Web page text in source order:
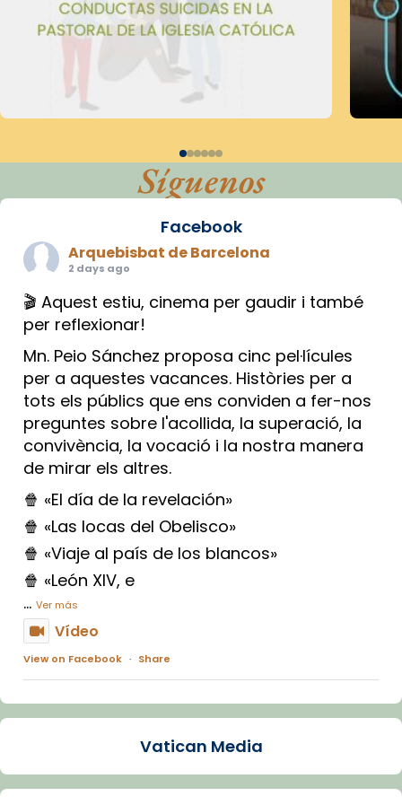
Síguenos
Facebook
Arquebisbat de Barcelona
2 days ago
🎬 Aquest estiu, cinema per gaudir i també
per reflexionar!
Mn. Peio Sánchez proposa cinc pel·lícules
per a aquestes vacances. Històries per a
tots els públics que ens conviden a fer-nos
preguntes sobre l'acollida, la superació, la
convivència, la vocació i la nostra manera
de mirar els altres.
🍿 «El día de la revelación»
🍿 «Las locas del Obelisco»
🍿 «Viaje al país de los blancos»
🍿 «León XIV, e
... Ver más
Vídeo
View on Facebook · Share
Arquebisbat de Barcelona
La Carmina va patir depressió. Fa gairebé
dos mesos, a l'Estadi Lluís Companys, la
Vatican Media